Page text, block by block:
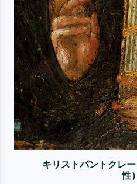
キリストパントクレ
性）